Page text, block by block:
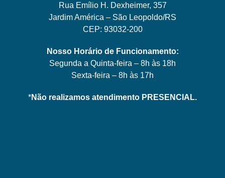
Rua Emílio H. Dexheimer, 357
Jardim América – São Leopoldo/RS
CEP: 93032-200
Nosso Horário de Funcionamento:
Segunda a Quinta-feira – 8h às 18h
Sexta-feira – 8h às 17h
*Não realizamos atendimento PRESENCIAL.